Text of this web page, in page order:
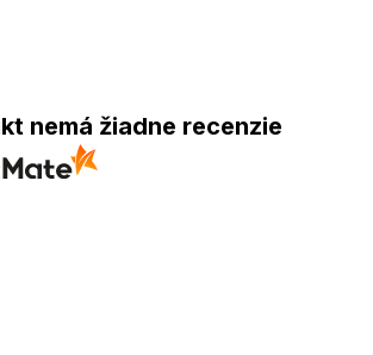
nemá žiadne recenzie